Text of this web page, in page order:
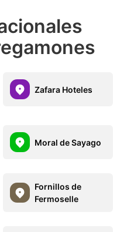
Zafara Hoteles
Moral de Sayago
Fornillos de
Fermoselle